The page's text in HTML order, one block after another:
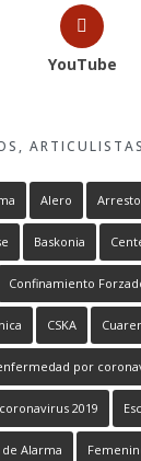
YouTube
Alero
Baskonia
Confinamiento
CSKA
por
2019
de Alarma